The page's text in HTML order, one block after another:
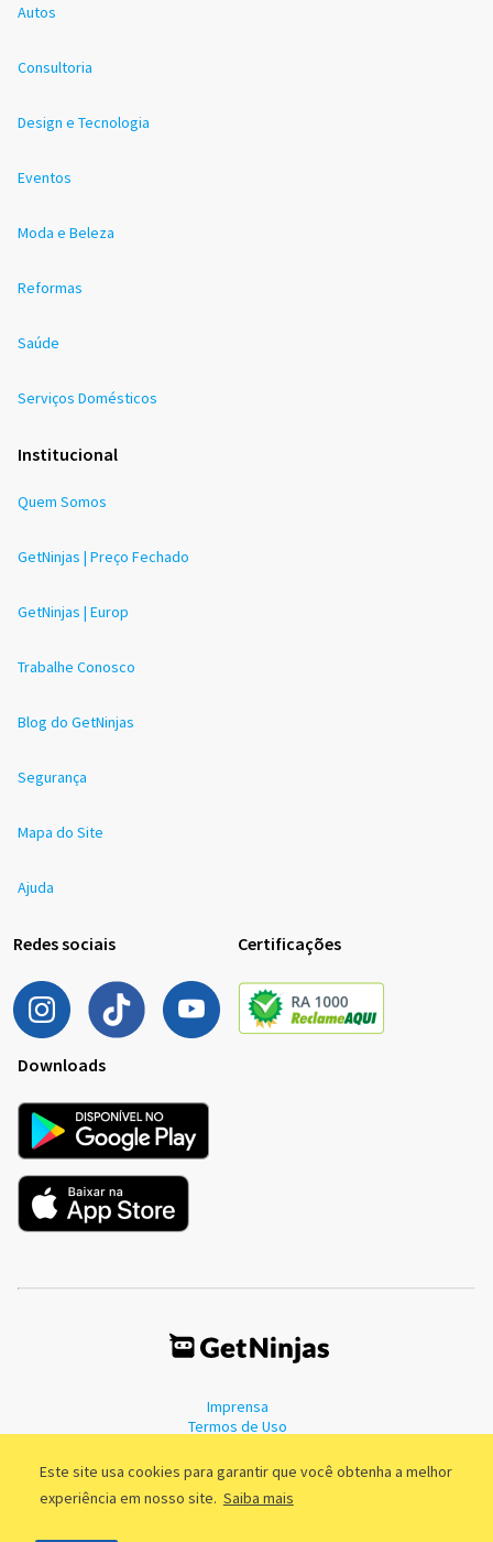
Este site usa cookies para garantir que você obtenha a melhor
experiência em nosso site. Saiba mais
Autos
Consultoria
Design e Tecnologia
Eventos
Moda e Beleza
Reformas
Saúde
Serviços Domésticos
Institucional
Quem Somos
GetNinjas | Preço Fechado
GetNinjas | Europ
Trabalhe Conosco
Blog do GetNinjas
Segurança
Mapa do Site
Ajuda
Redes sociais Certificações
Downloads
Imprensa
Termos de Uso
©2011 - 2026, GetNinjas LTDA. CNPJ 55.744.877/0001-89 - Rua Dr.